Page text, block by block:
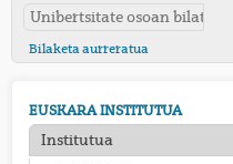
Bilaketa aurreratua
EUSKARA INSTITUTUA
Institutua